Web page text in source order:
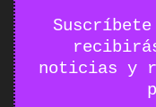
noticias y